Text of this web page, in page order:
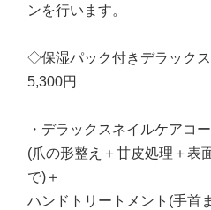
ンを行います。
◇保湿パック付きデラック
5,300円
・デラックスネイルケアコ
(爪の形整え＋甘皮処理＋表
で)＋
ハンドトリートメント(手首